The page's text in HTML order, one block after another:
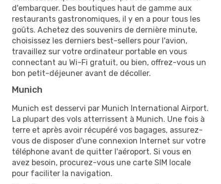
d'embarquer. Des boutiques haut de gamme aux
restaurants gastronomiques, il y en a pour tous les
goûts. Achetez des souvenirs de dernière minute,
choisissez les derniers best-sellers pour l'avion,
travaillez sur votre ordinateur portable en vous
connectant au Wi-Fi gratuit, ou bien, offrez-vous un
bon petit-déjeuner avant de décoller.
Munich
Munich est desservi par Munich International Airport.
La plupart des vols atterrissent à Munich. Une fois à
terre et après avoir récupéré vos bagages, assurez-
vous de disposer d'une connexion Internet sur votre
téléphone avant de quitter l'aéroport. Si vous en
avez besoin, procurez-vous une carte SIM locale
pour faciliter la navigation.